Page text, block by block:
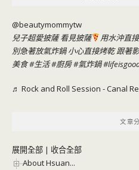
@beautymommytw
兒子超愛披薩 看見披薩
用水沖直
別急著放氣炸鍋 小心直接烤乾 跟著
美食#生活#廚房#氣炸鍋
♬ Rock and Roll Session - Canal
文章
展開全部 | 收合全部
About Hsuan...